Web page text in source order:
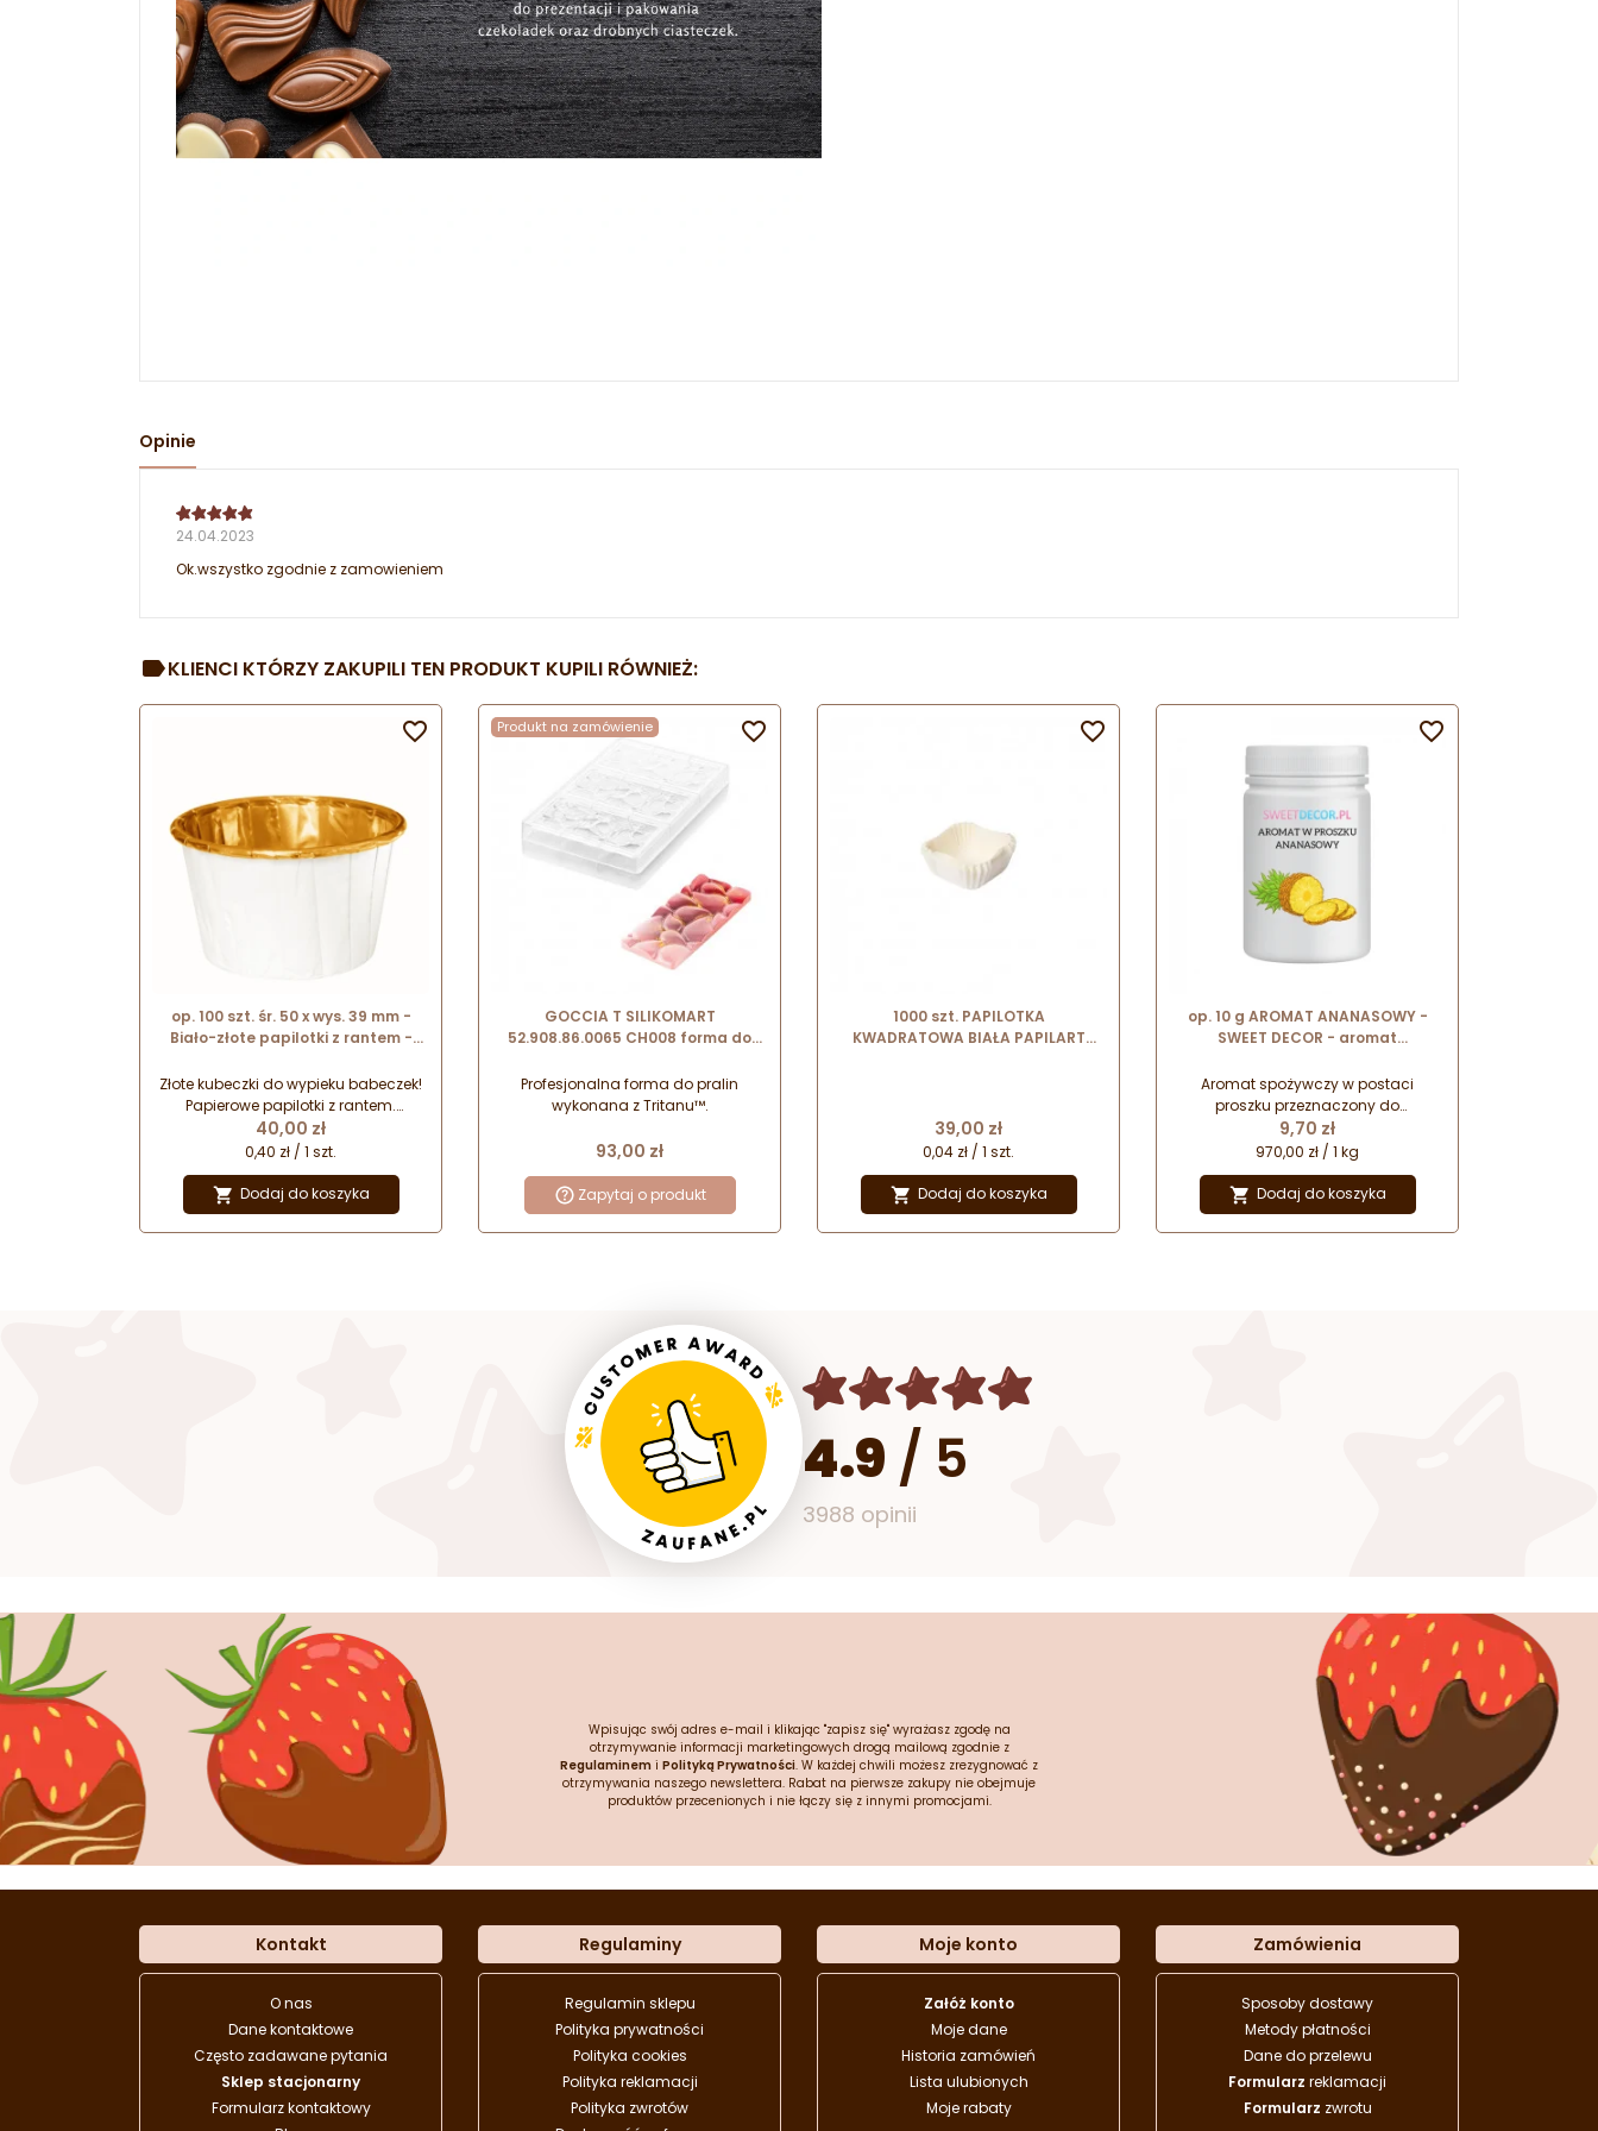
Opinie
24.04.2023
Ok.wszystko zgodnie z zamowieniem
KLIENCI KTÓRZY ZAKUPILI TEN PRODUKT KUPILI RÓWNIEŻ:
op. 100 szt. śr. 50 x wys. 39 mm -
Biało-złote papilotki z rantem -
pieczenia babeczek
Złote kubeczki do wypieku babeczek!
Papierowe papilotki z rantem.
Dekoracyjna powłoka aluminiowa w
kolorze złotym. Błyszczące foremki
do wypieku muffinek, mini serników i
słodkich bułeczek. Efektowna
prezentacja wypieków i deserów na
słodkim stole.
Cena
40,00 zł
0,40 zł / 1 szt.
 Dodaj do koszyka
 Produkt na zamówienie
GOCCIA T SILIKOMART
52.908.86.0065 CH008 forma do
Profesjonalna forma do pralin
wykonana z Tritanu™.
Cena
93,00 zł
Zapytaj o produkt

1000 szt. PAPILOTKA
KWADRATOWA BIAŁA PAPILART
Cena
39,00 zł
0,04 zł / 1 szt.
 Dodaj do koszyka

op. 10 g AROMAT ANANASOWY -
SWEET DECOR - aromat
smak i zapach
Aromat spożywczy w postaci
proszku przeznaczony do
aromatyzowania oraz nadawania
smaku różnego rodzaju wyrobom
cukierniczym.
Cena
9,70 zł
970,00 zł / 1 kg
 Dodaj do koszyka

4.9 / 5
3988 opinii
Wpisując swój adres e-mail i klikając "zapisz się" wyrażasz zgodę na
otrzymywanie informacji marketingowych drogą mailową zgodnie z
Regulaminem i Polityką Prywatności. W każdej chwili możesz zrezygnować z
otrzymywania naszego newslettera. Rabat na pierwsze zakupy nie obejmuje
produktów przecenionych i nie łączy się z innymi promocjami.
Kontakt
O nas
Dane kontaktowe
Często zadawane pytania
Sklep stacjonarny
Formularz kontaktowy
Regulaminy
Regulamin sklepu
Polityka prywatności
Polityka cookies
Polityka reklamacji
Polityka zwrotów
Moje konto
Załóż konto
Moje dane
Historia zamówień
Lista ulubionych
Moje rabaty
Zamówienia
Sposoby dostawy
Metody płatności
Dane do przelewu
Formularz reklamacji
Formularz zwrotu